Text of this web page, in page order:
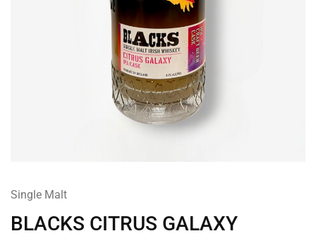
Single Malt
BLACKS CITRUS GALAXY